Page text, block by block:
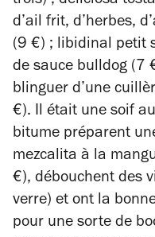
d’ail frit, d’herbes,
(9 €) ; libidinal petit
de sauce bulldog (7
blinguer d’une
€). Il était une soif
bitume préparent
mezcalita à la
€), débouchent des
verre) et ont la
pour une sorte de